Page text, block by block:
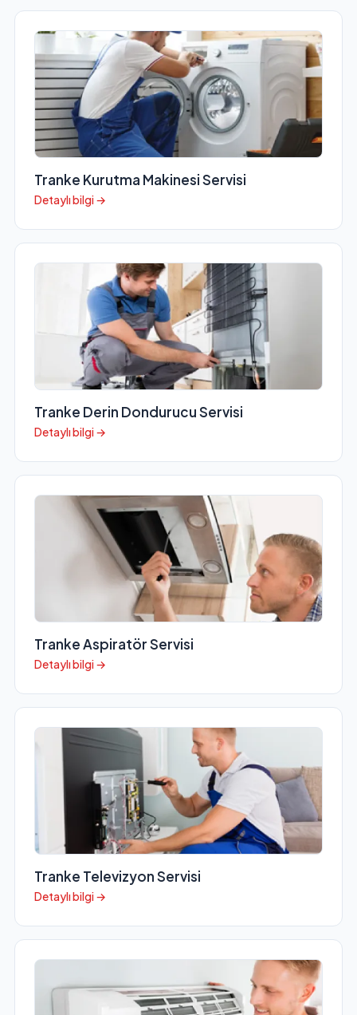
Tranke Kurutma Makinesi Servisi
Detaylı bilgi →
Tranke Derin Dondurucu Servisi
Detaylı bilgi →
Tranke Aspiratör Servisi
Detaylı bilgi →
Tranke Televizyon Servisi
Detaylı bilgi →